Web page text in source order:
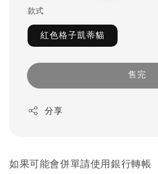
款式
紅色格子凱蒂貓
售完
分享
如果可能會併單請使用銀行轉帳